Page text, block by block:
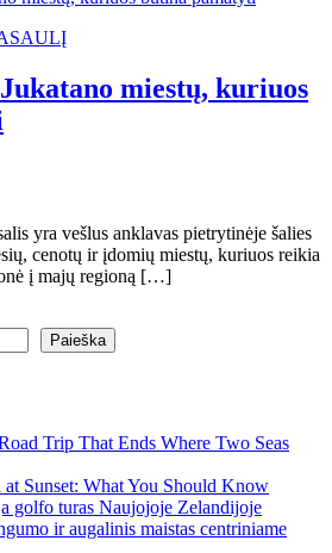
miestų, kuriuos
yra vešlus anklavas pietrytinėje šalies
cenotų ir įdomių miestų, kuriuos reikia
į majų regioną […]
Paieška
Trip That Ends Where Two Seas
Sunset: What You Should Know
golfo turas Naujojoje Zelandijoje
ir augalinis maistas centriniame